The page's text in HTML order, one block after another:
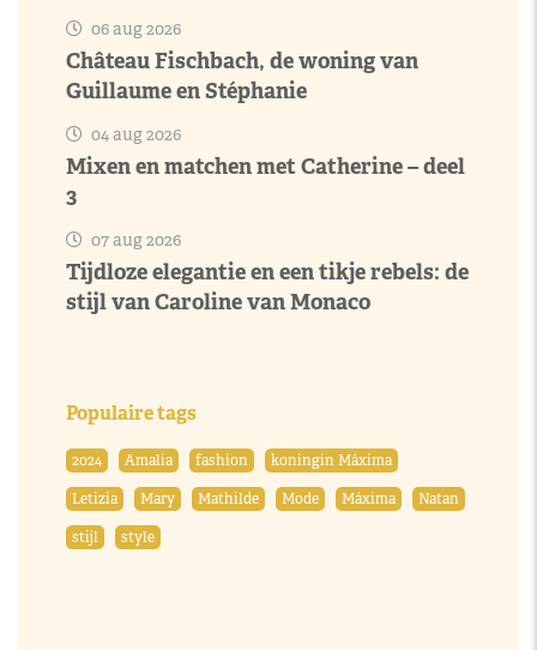
06 aug 2026
Château Fischbach, de woning van
Guillaume en Stéphanie
04 aug 2026
Mixen en matchen met Catherine – deel
3
07 aug 2026
Tijdloze elegantie en een tikje rebels: de
stijl van Caroline van Monaco
Populaire tags
2024 Amalia fashion
koningin Máxima
Letizia
Mary Mathilde Mode Máxima
Natan
stijl
style